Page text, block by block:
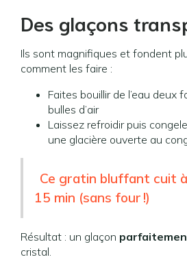
Des glaçons
Ils sont magnifiques et fondent
comment les faire :
Faites bouillir de l’eau deux
bulles d’air
Laissez refroidir puis
une glacière ouverte au
Ce gratin bluffant cuit
15 min (sans four !)
Résultat : un glaçon
cristal.